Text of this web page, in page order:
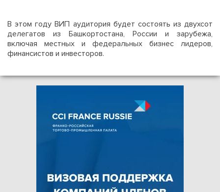
В этом году ВИП аудитория будет состоять из двухсот
делегатов из Башкортостана, России и зарубежа,
включая местных и федеральных бизнес лидеров,
финансистов и инвесторов.